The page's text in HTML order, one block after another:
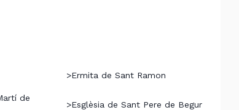
>Ermita de Sant Ramon
de
>Esglèsia de Sant Pere de Begur